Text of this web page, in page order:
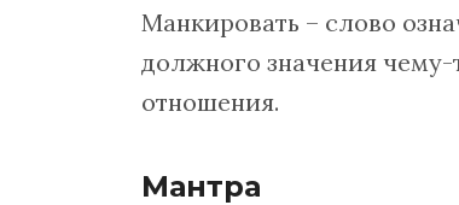
Манкировать – слово
должного значения чему-
отношения.
Мантра